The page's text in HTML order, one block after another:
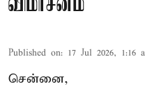
விமர்சனம்
Published on: 17 Jul 2026, 1:16
சென்னை,